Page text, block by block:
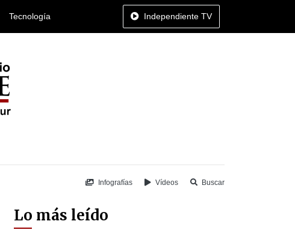
Tecnología Independiente TV
Infografías Vídeos Buscar
Lo más leído